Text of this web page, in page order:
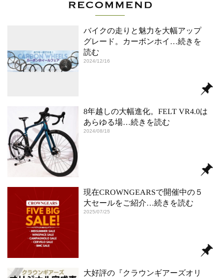
バイクの走りと魅力を大幅アップ
グレード。カーボンホイ …続きを
読む
2024/12/16
8年越しの大幅進化。FELT VR4.0は
あらゆる場…続きを読む
2024/08/18
現在CROWNGEARSで開催中の５
大セールをご紹介…続きを読む
2025/07/25
大好評の『クラウンギアーズオリ